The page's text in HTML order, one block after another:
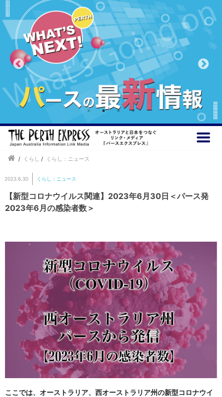
/ くらし / くらし：ニュース
2023.6.30 くらし：ニュース
【新型コロナウイルス関連】2023年6月30日＜パース発
2023年6月の感染者数＞
ここでは、オーストラリア、西オーストラリア州の新型コロナウイ